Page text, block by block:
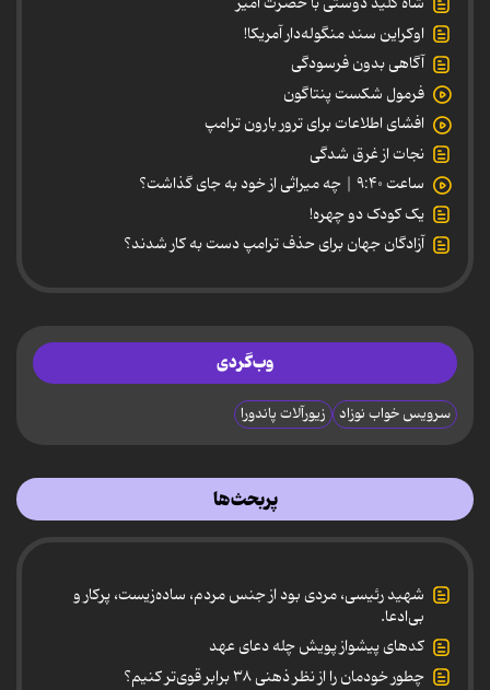
اوکراین سند منگوله‌دار آمریکا!
آگاهی بدون فرسودگی
فرمول شکست پنتاگون
افشای اطلاعات برای ترور بارون ترامپ
نجات از غرق شدگی
ساعت ۹:۴۰ | چه میراثی از خود به جای گذاشت؟
یک کودک دو چهره!
آزادگان جهان برای حذف ترامپ دست به کار شدند؟
وب‌گردی
سرویس خواب نوزاد زیورآلات پاندورا
پربحث‌ها
شهید رئیسی، مردی بود از جنس مردم، ساده‌زیست، پرکار و
بی‌ادعا.
کدهای پیشواز پویش چله دعای عهد
چطور خودمان را از نظر ذهنی ۳۸ برابر قوی‌تر کنیم؟